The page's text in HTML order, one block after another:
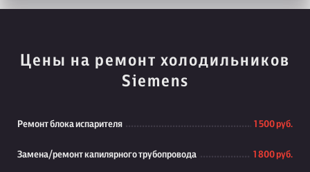
Цены на ремонт холодильников
Siemens
Ремонт блока испарителя 1 500 руб.
Замена/ремонт капилярного трубопровода 1 800 руб.